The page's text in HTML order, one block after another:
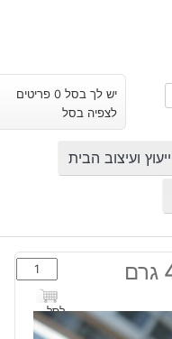
יש לך בסל 0 פריטים
לצפיה בסל
ייעוץ ועיצוב הבית
כמות
של
מוט
ג'ספר
לסל